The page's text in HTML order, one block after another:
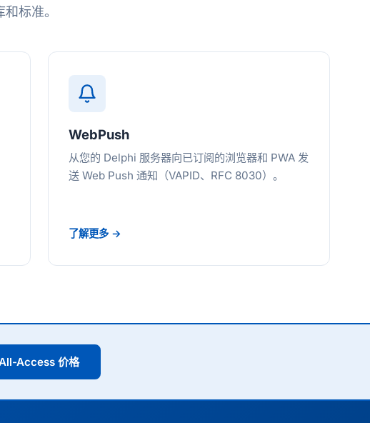
标准。
WebPush
从您的 Delphi 服务器向已订阅的浏览器和 PWA 发
送 Web Push 通知（VAPID、RFC 8030）。
了解更多 →
Access 价格